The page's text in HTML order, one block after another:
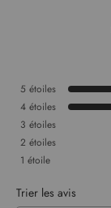
5 étoiles
4 étoiles
3 étoiles
2 étoiles
1 étoile
Trier les avis